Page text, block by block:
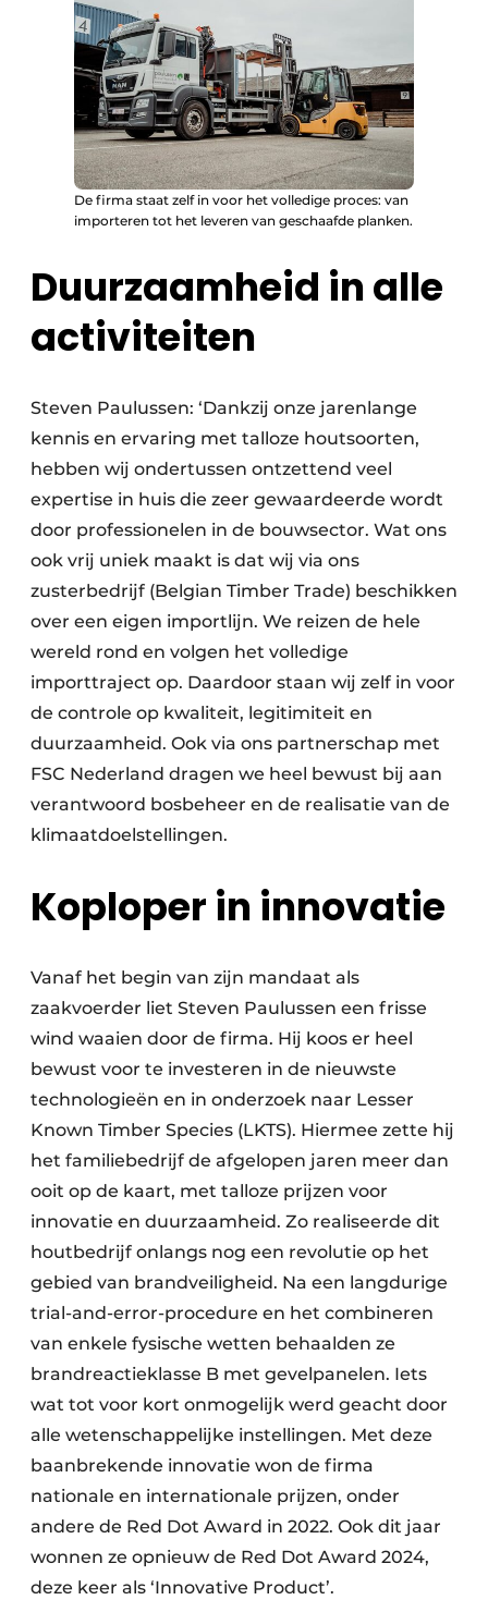
De firma staat zelf in voor het volledige proces: van
importeren tot het leveren van geschaafde planken.
Duurzaamheid in alle
activiteiten
Steven Paulussen: ‘Dankzij onze jarenlange
kennis en ervaring met talloze houtsoorten,
hebben wij ondertussen ontzettend veel
expertise in huis die zeer gewaardeerde wordt
door professionelen in de bouwsector. Wat ons
ook vrij uniek maakt is dat wij via ons
zusterbedrijf (Belgian Timber Trade) beschikken
over een eigen importlijn. We reizen de hele
wereld rond en volgen het volledige
importtraject op. Daardoor staan wij zelf in voor
de controle op kwaliteit, legitimiteit en
duurzaamheid. Ook via ons partnerschap met
FSC Nederland dragen we heel bewust bij aan
verantwoord bosbeheer en de realisatie van de
klimaatdoelstellingen.
Koploper in innovatie
Vanaf het begin van zijn mandaat als
zaakvoerder liet Steven Paulussen een frisse
wind waaien door de firma. Hij koos er heel
bewust voor te investeren in de nieuwste
technologieën en in onderzoek naar Lesser
Known Timber Species (LKTS). Hiermee zette hij
het familiebedrijf de afgelopen jaren meer dan
ooit op de kaart, met talloze prijzen voor
innovatie en duurzaamheid. Zo realiseerde dit
houtbedrijf onlangs nog een revolutie op het
gebied van brandveiligheid. Na een langdurige
trial-and-error-procedure en het combineren
van enkele fysische wetten behaalden ze
brandreactieklasse B met gevelpanelen. Iets
wat tot voor kort onmogelijk werd geacht door
alle wetenschappelijke instellingen. Met deze
baanbrekende innovatie won de firma
nationale en internationale prijzen, onder
andere de Red Dot Award in 2022. Ook dit jaar
wonnen ze opnieuw de Red Dot Award 2024,
deze keer als ‘Innovative Product’.